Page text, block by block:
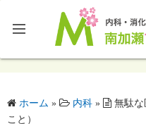
ブログTOP
ホーム » 内科 »
無駄な
こと）